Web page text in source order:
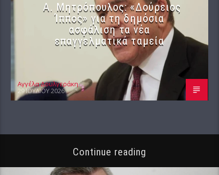
Α. Μητρόπουλος: «Δούρειος
Ίππος» για τη δημόσια
ασφάλιση τα νέα
επαγγελματικά ταμεία
Αγγέλα Δουλγεράκη
29 ΙΟΥΛΊΟΥ 2026
Continue reading